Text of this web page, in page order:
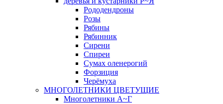
Рододендроны
Розы
Рябины
Рябинник
Сирени
Спиреи
Сумах оленерогий
Форзиция
Черёмуха
МНОГОЛЕТНИКИ ЦВЕТУЩИЕ
Многолетники А~Г